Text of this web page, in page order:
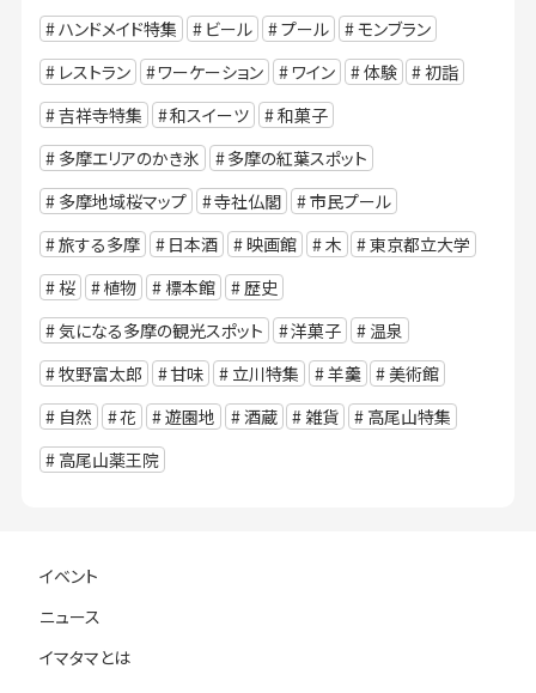
ハンドメイド特集
ビール プール
モンブラン
レストラン
ワーケーション ワイン 体験
初詣
吉祥寺特集
和スイーツ
和菓子
多摩エリアのかき氷
多摩の紅葉スポット
多摩地域桜マップ
寺社仏閣
市民プール
旅する多摩
日本酒 映画館 木
東京都立大学
桜
植物 標本館
歴史
気になる多摩の観光スポット
洋菓子
温泉
牧野富太郎
甘味 立川特集 羊羹
美術館
自然
花 遊園地 酒蔵 雑貨
高尾山特集
高尾山薬王院
イベント
ニュース
イマタマとは